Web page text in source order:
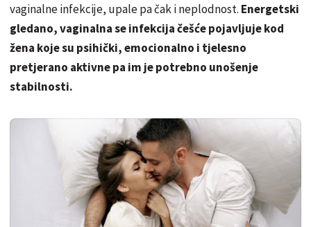
vaginalne infekcije, upale pa čak i neplodnost. Energetski
gledano, vaginalna se infekcija češće pojavljuje kod
žena koje su psihički, emocionalno i tjelesno
pretjerano aktivne pa im je potrebno unošenje
stabilnosti.